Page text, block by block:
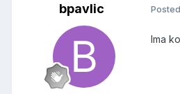
bpavlic Posted
Ima